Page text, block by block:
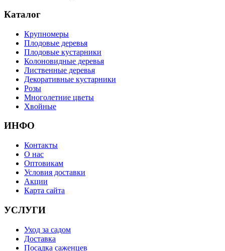
Каталог
Крупномеры
Плодовые деревья
Плодовые кустарники
Колоновидные деревья
Лиственные деревья
Декоративные кустарники
Розы
Многолетние цветы
Хвойные
ИНФО
Контакты
О нас
Оптовикам
Условия доставки
Акции
Карта сайта
УСЛУГИ
Уход за садом
Доставка
Посадка саженцев